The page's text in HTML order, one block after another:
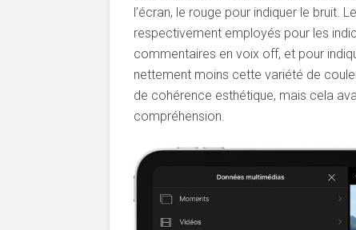
l’écran, le rouge pour indiquer le bruit.
respectivement employés pour les
commentaires en voix off, et pour
nettement moins cette variété de
de cohérence esthétique, mais cela
compréhension.